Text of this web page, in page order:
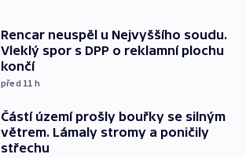
Rencar neuspěl u Nejvyššího soudu.
Vleklý spor s DPP o reklamní plochu
končí
před 11 h
Částí území prošly bouřky se silným
větrem. Lámaly stromy a poničily
střechu